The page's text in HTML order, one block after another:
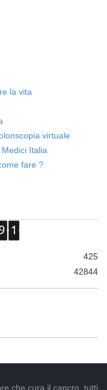
la vita
virtuale
Italia
fare ?
425
42844
che cura il cancro, tutti